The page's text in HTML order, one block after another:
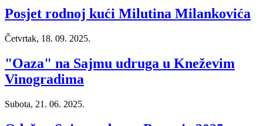
Posjet rodnoj kući Milutina Milankovića
Četvrtak, 18. 09. 2025.
"Oaza" na Sajmu udruga u Kneževim
Vinogradima
Subota, 21. 06. 2025.